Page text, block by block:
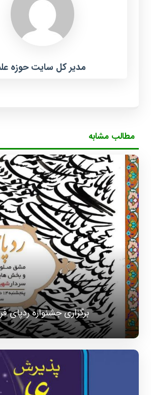
مدیر کل سایت حوزه
مطالب مشابه
برگزاری جشنواره ردپای